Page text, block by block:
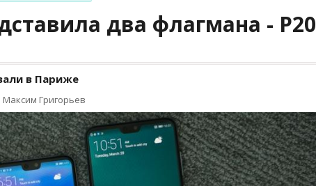
два флагмана - P20
в Париже
Максим Григорьев